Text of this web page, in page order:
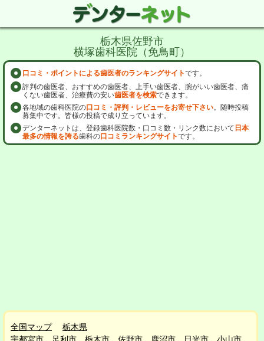
栃木県佐野市
横塚歯科医院（免鳥町）
口コミ・ポイントによる歯医者のランキングサイトです。
評判の歯医者、おすすめの歯医者、上手い歯医者、腕がいい歯医者、痛
くない歯医者、治療費の安い歯医者を検索できます。
各地域の歯科医院の口コミ・評判・レビューをお寄せ下さい。随時投稿
募集中です。皆様の投稿で成り立っています。
デンターネットは、登録歯科医院数・口コミ数・リンク数において 日本
最多の情報を誇る歯科の口コミランキングサイトです。
全国マップ
栃木県